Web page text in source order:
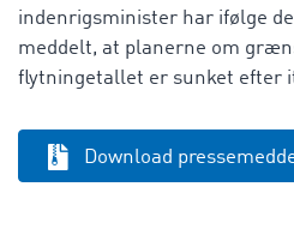
indenrigsminister har ifølge
meddelt, at planerne om
flytningetallet er sunket efter
Download